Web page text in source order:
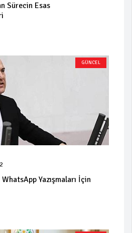
Sürecin Esas
GÜNCEL
Yazışmaları İçin